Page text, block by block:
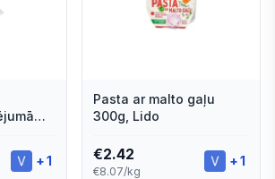
+1
Pasta ar malto gaļu
300g, Lido
€2.42
€8.07/kg
+1